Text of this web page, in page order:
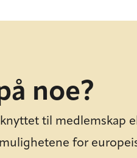
noe?
til medlemskap
for